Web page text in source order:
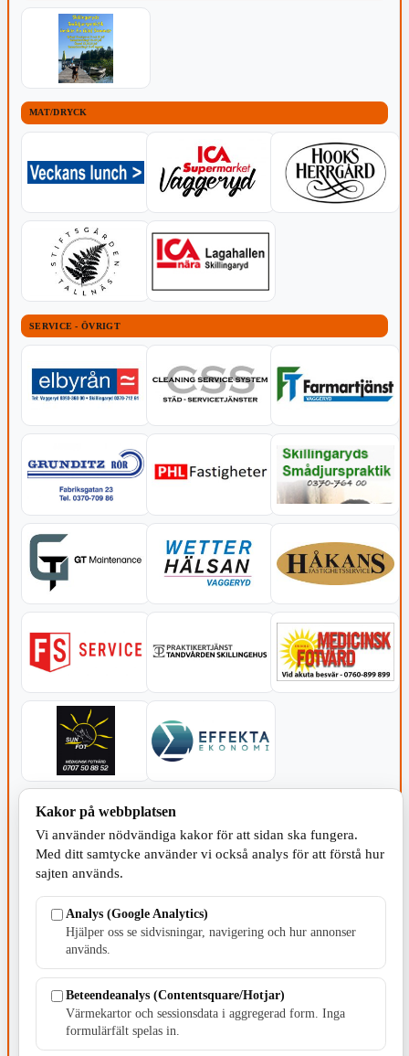
MAT/DRYCK
SERVICE - ÖVRIGT
HANDEL
DIVERSE
Kakor på webbplatsen
Vi använder nödvändiga kakor för att sidan ska fungera.
Med ditt samtycke använder vi också analys för att förstå hur
sajten används.
Analys (Google Analytics)
Hjälper oss se sidvisningar, navigering och hur annonser
används.
Beteendeanalys (Contentsquare/Hotjar)
Värmekartor och sessionsdata i aggregerad form. Inga
formulärfält spelas in.